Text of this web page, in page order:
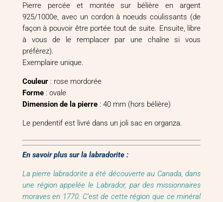
Pierre percée et montée sur bélière en argent
925/1000e, avec un cordon à noeuds coulissants (de
façon à pouvoir être portée tout de suite. Ensuite, libre
à vous de le remplacer par une chaîne si vous
préférez).
Exemplaire unique.
Couleur: rose mordorée
Forme: ovale
Dimension de la pierre: 40 mm (hors bélière)
Le pendentif est livré dans un joli sac en organza.
En savoir plus sur la labradorite :
La pierre labradorite a été découverte au Canada, dans
une région appelée le Labrador, par des missionnaires
moraves en 1770. C’est de cette région que ce minéral